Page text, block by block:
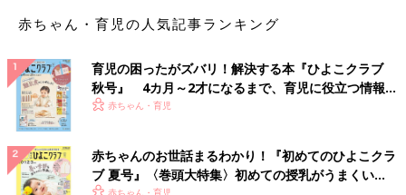
赤ちゃん・育児の人気記事ランキング
育児の困ったがズバリ！解決する本『ひよこクラブ
秋号』 4カ月～2才になるまで、育児に役立つ情報が
いっぱい！
赤ちゃん・育児
赤ちゃんのお世話まるわかり！『初めてのひよこクラ
ブ 夏号』〈巻頭大特集〉初めての授乳がうまくい
赤ちゃん・育児